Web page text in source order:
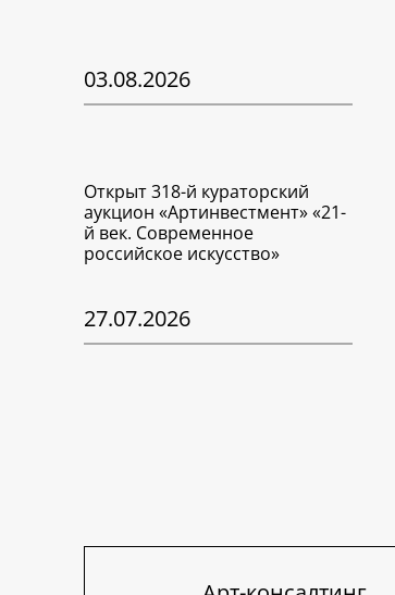
03.08.2026
Открыт 318-й кураторский
аукцион «Артинвестмент» «21-
й век. Современное
российское искусство»
27.07.2026